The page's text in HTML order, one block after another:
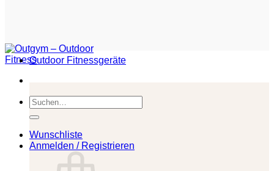
Suchen
nach:
Wunschliste
Anmelden / Registrieren
Outdoor Fitnessgeräte